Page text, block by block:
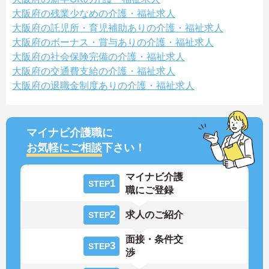
大阪府の残業少なめの介護・福祉求人
大阪府の託児所・育児補助ありの介護・福祉求人
大阪府のボーナス・賞与ありの介護・福祉求人
大阪府の社会保険完備の介護・福祉求人
大阪府の交通費支給の介護・福祉求人
大阪府の退職金制度ありの介護・福祉求人
マイナビ介護職に
お気軽にご相談下さい！
STEP1
マイナビ介護
職にご登録
STEP2 求人のご紹介
STEP3
面接・条件交
渉